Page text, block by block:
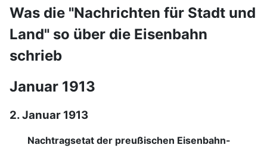
Was die "Nachrichten für Stadt und
Land" so über die Eisenbahn
schrieb
Januar 1913
2. Januar 1913
Nachtragsetat der preußischen Eisenbahn-